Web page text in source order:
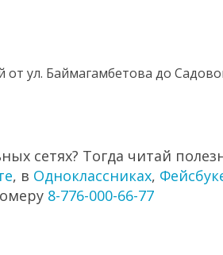
от ул. Баймагамбетова до
сетях? Тогда читай
, в Одноклассниках,
8-776-000-66-77